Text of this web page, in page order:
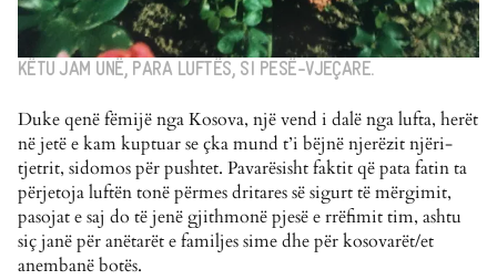
KËTU JAM UNË, PARA LUFTËS, SI PESË-VJEÇARE.
Duke qenë fëmijë nga Kosova, një vend i dalë nga lufta, herët
në jetë e kam kuptuar se çka mund t’i bëjnë njerëzit njëri-
tjetrit, sidomos për pushtet. Pavarësisht faktit që pata fatin ta
përjetoja luftën tonë përmes dritares së sigurt të mërgimit,
pasojat e saj do të jenë gjithmonë pjesë e rrëfimit tim, ashtu
siç janë për anëtarët e familjes sime dhe për kosovarët/et
anembanë botës.